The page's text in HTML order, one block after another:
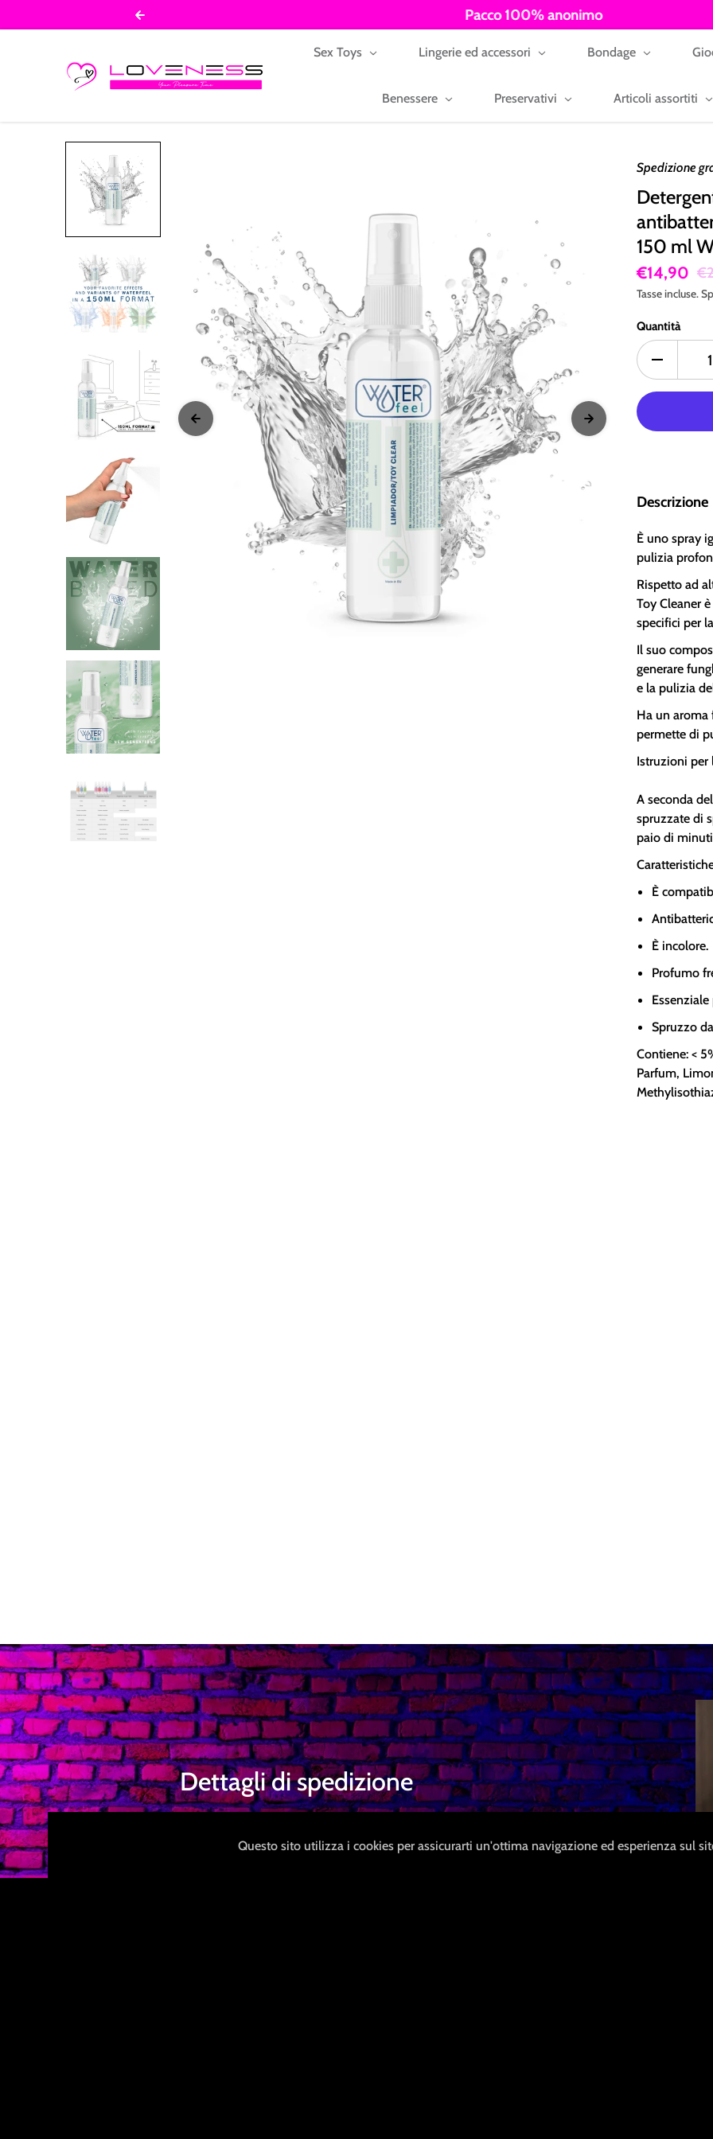
Pacco 100% anonimo
Sex Toys Lingerie ed accessori Bondage
Benessere Preservativi Articoli assortiti
Spedizione
150 ml
€14,90
Tasse incluse.
Quantità
Descrizione
È uno spray
pulizia
Rispetto ad
Toy Cleaner
specifici per
Il suo
generare
e la pulizia
Ha un aroma
permette di
Istruzioni per
A seconda
spruzzate di
paio di minuti
È
È incolore.
Profumo
Spruzzo
Contiene: <
Parfum,
Dettagli di spedizione
utilizzare un packaging anonimo senza riferimenti
Questo sito utilizza i cookies per assicurarti un'ottima navigazione ed esperienza sul